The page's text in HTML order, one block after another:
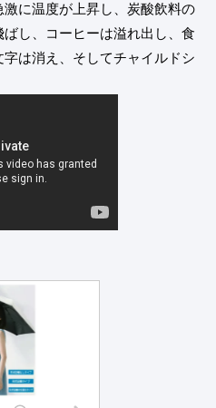
に温度が上昇し、炭酸飲料の
し、コーヒーは溢れ出し、食
は消え、そしてチャイルドシ